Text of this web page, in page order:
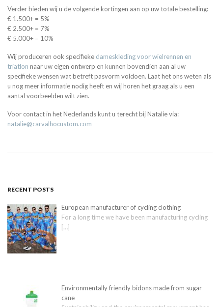
Verder bieden wij u de volgende kortingen aan op uw totale bestelling:
€ 1.500+ = 5%
€ 2.500+ = 7%
€ 5.000+ = 10%
Wij produceren ook specifieke dameskleding voor wielrennen en
triatlon naar uw eigen ontwerp en kunnen bovendien aan al uw
specifieke wensen wat betreft pasvorm voldoen. Laat het ons weten als
u nog meer informatie nodig heeft en wij horen het graag als u een
aantal voorbeelden wilt zien.
Voor contact in het Nederlands kunt u terecht bij Natalie via:
natalie@carvalhocustom.com
RECENT POSTS
European manufacturer of cycling clothing
For a long time we have been manufacturing cycling
[…]
Environmentally friendly bidons made from sugar
cane